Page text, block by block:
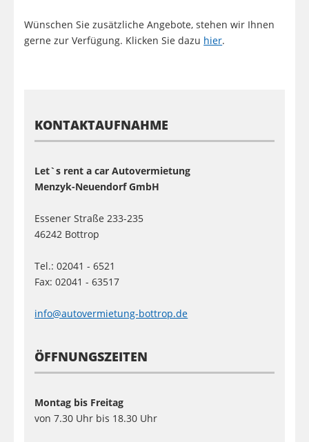
Wünschen Sie zusätzliche Angebote, stehen wir Ihnen
gerne zur Verfügung. Klicken Sie dazu hier.
KONTAKTAUFNAHME
Let`s rent a car Autovermietung
Menzyk-Neuendorf GmbH
Essener Straße 233-235
46242 Bottrop
Tel.: 02041 - 6521
Fax: 02041 - 63517
info@autovermietung-bottrop.de
ÖFFNUNGSZEITEN
Montag bis Freitag
von 7.30 Uhr bis 18.30 Uhr